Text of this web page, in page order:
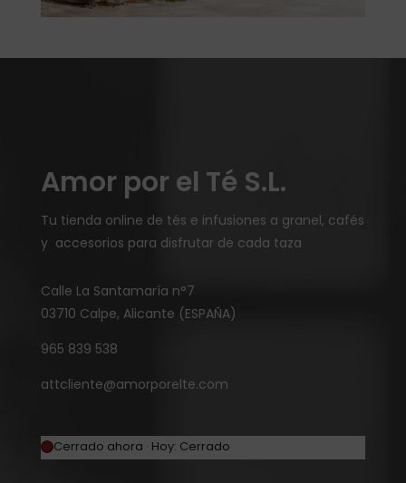
Amor por el Té S.L.
Tu tienda online de tés e infusiones a granel, cafés
y accesorios para disfrutar de cada taza
Calle La Santamaría n°7
03710 Calpe, Alicante (ESPAÑA)
965 839 538
attcliente@amorporelte.com
Cerrado ahora · Hoy: Cerrado